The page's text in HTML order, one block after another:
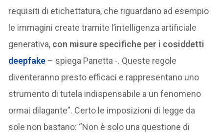
requisiti di etichettatura, che riguardano ad esempio
le immagini create tramite l’intelligenza artificiale
generativa, con misure specifiche per i cosiddetti
deepfake – spiega Panetta -. Queste regole
diventeranno presto efficaci e rappresentano uno
strumento di tutela indispensabile a un fenomeno
ormai dilagante”. Certo le imposizioni di legge da
sole non bastano: “Non è solo una questione di